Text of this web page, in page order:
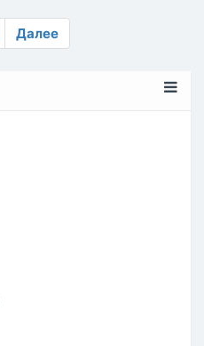
Далее